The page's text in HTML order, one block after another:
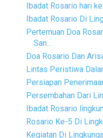
Ibadat Rosario hari
Ibadat Rosario Di
Pertemuan Doa
San...
Doa Rosario Dan
Lintas Peristiwa
Persiapan
Persembahan Dari
Ibadat Rosario
Rosario Ke-5 Di
Kegiatan Di